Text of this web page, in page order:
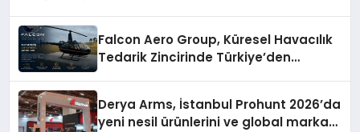
Falcon Aero Group, Küresel Havacılık
Tedarik Zincirinde Türkiye’den
Derya Arms, İstanbul Prohunt 2026’da
yeni nesil ürünlerini ve global marka